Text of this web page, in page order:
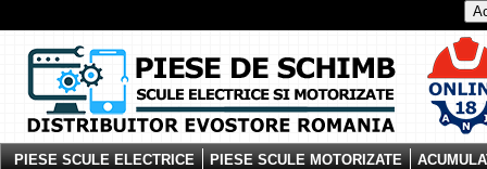
PIESE SCULE ELECTRICE PIESE SCULE MOTORIZATE